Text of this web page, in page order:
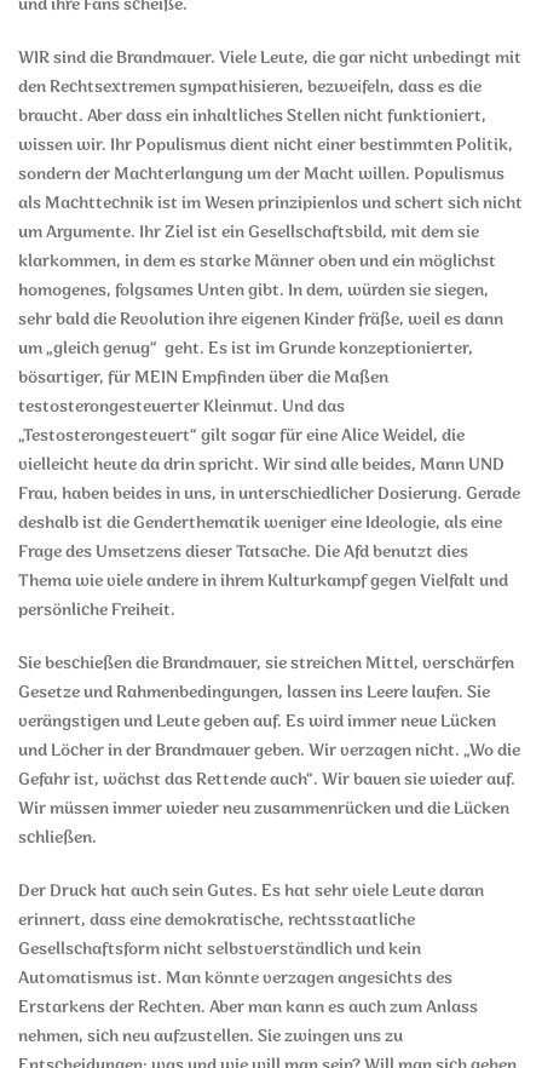
und ihre Fans scheiße.
WIR sind die Brandmauer. Viele Leute, die gar nicht unbedingt mit
den Rechtsextremen sympathisieren, bezweifeln, dass es die
braucht. Aber dass ein inhaltliches Stellen nicht funktioniert,
wissen wir. Ihr Populismus dient nicht einer bestimmten Politik,
sondern der Machterlangung um der Macht willen. Populismus
als Machttechnik ist im Wesen prinzipienlos und schert sich nicht
um Argumente. Ihr Ziel ist ein Gesellschaftsbild, mit dem sie
klarkommen, in dem es starke Männer oben und ein möglichst
homogenes, folgsames Unten gibt. In dem, würden sie siegen,
sehr bald die Revolution ihre eigenen Kinder fräße, weil es dann
um „gleich genug“ geht. Es ist im Grunde konzeptionierter,
bösartiger, für MEIN Empfinden über die Maßen
testosterongesteuerter Kleinmut. Und das
„Testosterongesteuert“ gilt sogar für eine Alice Weidel, die
vielleicht heute da drin spricht. Wir sind alle beides, Mann UND
Frau, haben beides in uns, in unterschiedlicher Dosierung. Gerade
deshalb ist die Genderthematik weniger eine Ideologie, als eine
Frage des Umsetzens dieser Tatsache. Die Afd benutzt dies
Thema wie viele andere in ihrem Kulturkampf gegen Vielfalt und
persönliche Freiheit.
Sie beschießen die Brandmauer, sie streichen Mittel, verschärfen
Gesetze und Rahmenbedingungen, lassen ins Leere laufen. Sie
verängstigen und Leute geben auf. Es wird immer neue Lücken
und Löcher in der Brandmauer geben. Wir verzagen nicht. „Wo die
Gefahr ist, wächst das Rettende auch“. Wir bauen sie wieder auf.
Wir müssen immer wieder neu zusammenrücken und die Lücken
schließen.
Der Druck hat auch sein Gutes. Es hat sehr viele Leute daran
erinnert, dass eine demokratische, rechtsstaatliche
Gesellschaftsform nicht selbstverständlich und kein
Automatismus ist. Man könnte verzagen angesichts des
Erstarkens der Rechten. Aber man kann es auch zum Anlass
nehmen, sich neu aufzustellen. Sie zwingen uns zu